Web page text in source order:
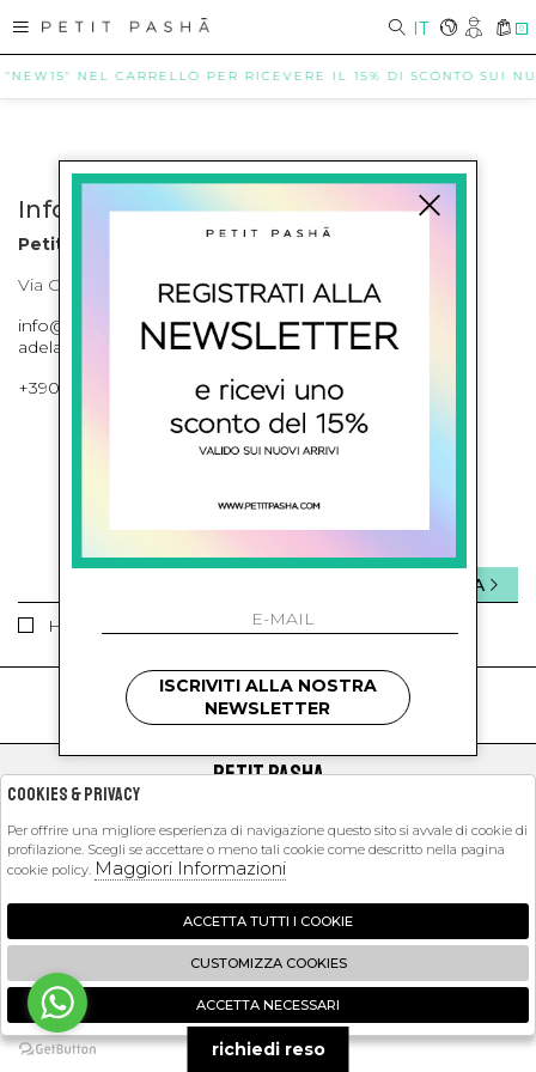
IT 0
NEL CARRELLO PER RICEVERE IL 15% DI SCONTO SUI
Info contatti
Petit Pasha
Via Cilea, 255 Napoli Corso Umberto I 301 Napoli
info@petitpasha.com, petitpasha@hotmail.it,
adelaide.petitpasha@hotmail.com
+39081643421 , +390812351280
ISCRIVITI ALLA NEWSLETTER
Ho letto ed accettato le condizioni sulla privacy.
INVIA
kids
PETIT PASHA
EXTRA
2026 Petit Pasha - P.iva : 09423341214 Powered by
Zucchetti
🍪
ISCRIVITI ALLA NOSTRA
NEWSLETTER
richiedi reso
Cookies & Privacy
Per offrire una migliore esperienza di navigazione questo sito si avvale di cookie di
profilazione. Scegli se accettare o meno tali cookie come descritto nella pagina
cookie policy. Maggiori Informazioni
ACCETTA TUTTI I COOKIE
CUSTOMIZZA COOKIES
ACCETTA NECESSARI